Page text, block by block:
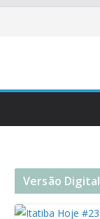
Versão Digital